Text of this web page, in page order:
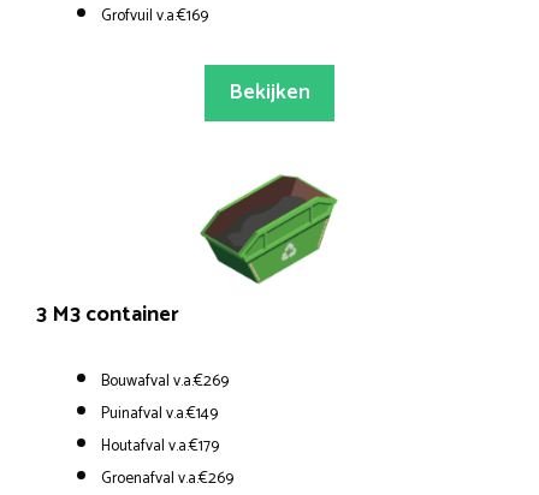
Grofvuil v.a.€169
Bekijken
3 M3 container
Bouwafval v.a.€269
Puinafval v.a.€149
Houtafval v.a.€179
Groenafval v.a.€269